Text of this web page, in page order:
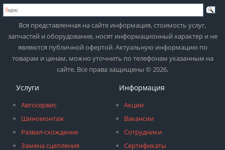
Вся представленная на сайте информация, стоимость услуг,
запчастей и оборудование, носят информационный характер и не
являются публичной офертой. Актуальную информацию по
товарам и ценам, можно уточнить по телефонам указанным на
сайте. Все права защищены © 2026,
Услуги
Автосервис
Шиномонтаж
Развал-схождение
Замена сцепления
Информация
Акции
Вакансии
Сотрудники
Сертификаты